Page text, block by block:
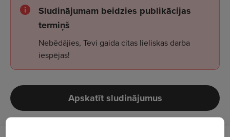
Sludinājumam beidzies publikācijas
termiņš
Nebēdājies, Tevi gaida citas lieliskas darba
iespējas!
Apskatīt sludinājumus